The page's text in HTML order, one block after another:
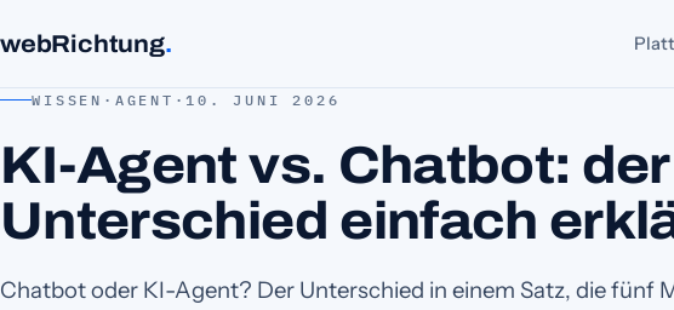
webRichtung.
WISSEN · AGENT ·10. JUNI 2026
KI-Agent vs. Chatbot: der
Unterschied einfach
Chatbot oder KI-Agent? Der Unterschied in einem Satz, die fünf